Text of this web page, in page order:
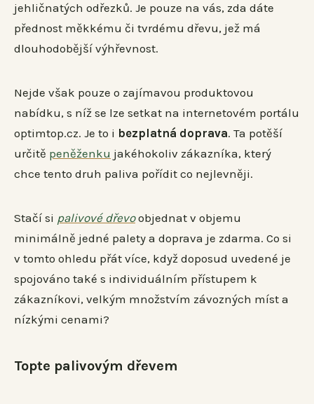
jehličnatých odřezků. Je pouze na vás, zda dáte
přednost měkkému či tvrdému dřevu, jež má
dlouhodobější výhřevnost.
Nejde však pouze o zajímavou produktovou
nabídku, s níž se lze setkat na internetovém portálu
optimtop.cz. Je to i bezplatná doprava. Ta potěší
určitě peněženku jakéhokoliv zákazníka, který
chce tento druh paliva pořídit co nejlevněji.
Stačí si palivové dřevoobjednat v objemu
minimálně jedné palety a doprava je zdarma. Co si
v tomto ohledu přát více, když doposud uvedené je
spojováno také s individuálním přístupem k
zákazníkovi, velkým množstvím závozných míst a
nízkými cenami?
Topte palivovým dřevem